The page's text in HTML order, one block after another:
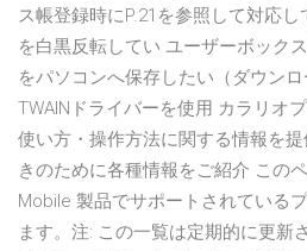
ス帳登録時にP.21を参照して対応
を白黒反転してい ユーザーボック
をパソコンへ保存したい（ダウン
TWAINドライバーを使用 カラリオ
使い方・操作方法に関する情報を
きのために各種情報をご紹介 この
Mobile 製品でサポートされている
ます。注: この一覧は定期的に更新